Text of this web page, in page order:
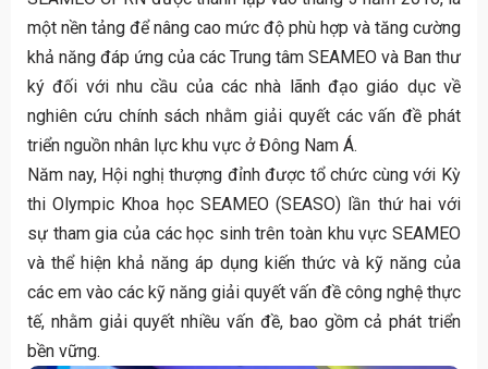
một nền tảng để nâng cao mức độ phù hợp và tăng cường
khả năng đáp ứng của các Trung tâm SEAMEO và Ban thư
ký đối với nhu cầu của các nhà lãnh đạo giáo dục về
nghiên cứu chính sách nhằm giải quyết các vấn đề phát
triển nguồn nhân lực khu vực ở Đông Nam Á.
Năm nay, Hội nghị thượng đỉnh được tổ chức cùng với Kỳ
thi Olympic Khoa học SEAMEO (SEASO) lần thứ hai với
sự tham gia của các học sinh trên toàn khu vực SEAMEO
và thể hiện khả năng áp dụng kiến thức và kỹ năng của
các em vào các kỹ năng giải quyết vấn đề công nghệ thực
tế, nhằm giải quyết nhiều vấn đề, bao gồm cả phát triển
bền vững.